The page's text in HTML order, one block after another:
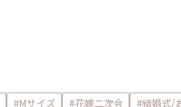
#Mサイズ #花嫁二次会 #結婚式/